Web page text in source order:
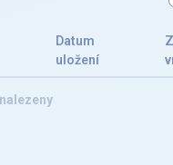
Datum
uložení